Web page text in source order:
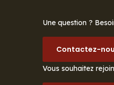
Une question ?
Contactez-
Vous souhaitez